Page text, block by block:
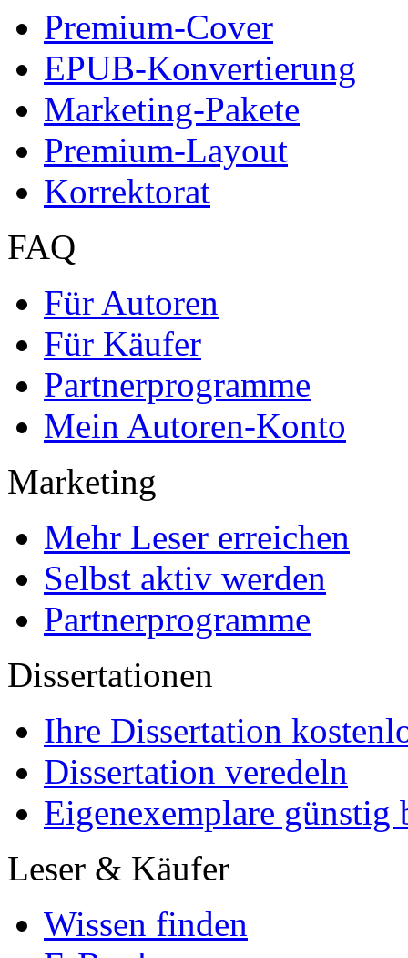
FAQ
Für Autoren
Für Käufer
Partnerprogramme
Mein Autoren-Konto
Marketing
Mehr Leser erreichen
Selbst aktiv werden
Partnerprogramme
Dissertationen
Ihre Dissertation
Dissertation veredeln
Eigenexemplare günstig
Leser & Käufer
Wissen finden
E-Books
Bücher
Kauf + Bezahlung
Urheberrecht / Plagiate
Vertrag widerrufen